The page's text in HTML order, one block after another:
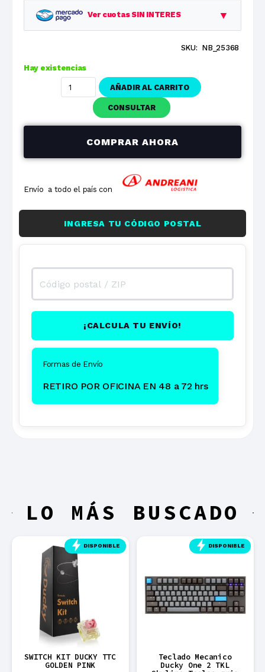
Ver cuotas SIN INTERES ▼
Total
1 cuotas
3 cuotas $47.125,65 $141.376,95
$23.562,82
SKU: NB_25368
Hay existencias
AÑADIR AL CARRITO
CONSULTAR
COMPRAR AHORA
Envío a todo el país con
INGRESA TU CÓDIGO POSTAL
¡CALCULA TU ENVÍO!
Formas de Envío
RETIRO POR OFICINA EN 48 a 72 hrs
LO MÁS BUSCADO
DISPONIBLE
SWITCH KIT DUCKY TTC
GOLDEN PINK
DISPONIBLE
Teclado Mecanico
Ducky One 2 TKL